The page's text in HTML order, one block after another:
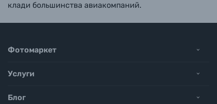
клади большинства авиакомпаний.
Фотомаркет
Услуги
Блог